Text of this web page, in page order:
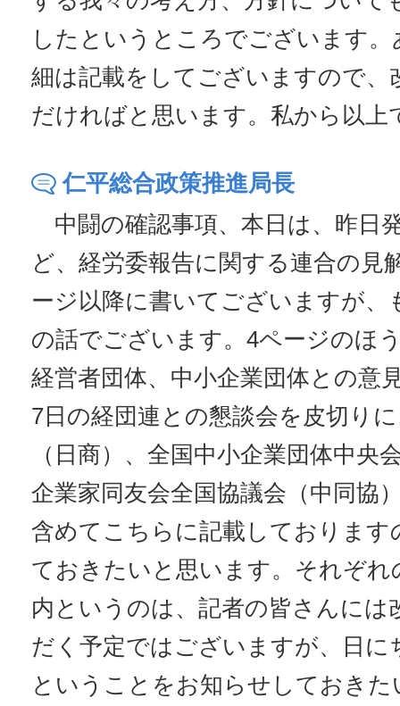
したというところでございます
細は記載をしてございますので、
だければと思います。私から以上
仁平総合政策推進局長
中闘の確認事項、本日は、昨日
ど、経労委報告に関する連合の見
ージ以降に書いてございますが、
の話でございます。4ページのほ
経営者団体、中小企業団体との意
7日の経団連との懇談会を皮切り
（日商）、全国中小企業団体中央
企業家同友会全国協議会（中同協
含めてこちらに記載しております
ておきたいと思います。それぞ
内というのは、記者の皆さんには
だく予定ではございますが、日に
ということをお知らせしておき